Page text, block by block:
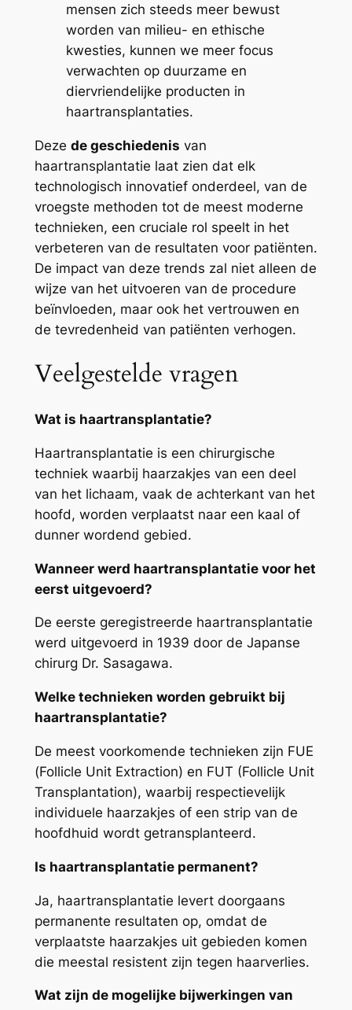
mensen zich steeds meer bewust
worden van milieu- en ethische
kwesties, kunnen we meer focus
verwachten op duurzame en
diervriendelijke producten in
haartransplantaties.
Deze de geschiedenis van
haartransplantatie laat zien dat elk
technologisch innovatief onderdeel, van de
vroegste methoden tot de meest moderne
technieken, een cruciale rol speelt in het
verbeteren van de resultaten voor patiënten.
De impact van deze trends zal niet alleen de
wijze van het uitvoeren van de procedure
beïnvloeden, maar ook het vertrouwen en
de tevredenheid van patiënten verhogen.
Veelgestelde vragen
Wat is haartransplantatie?
Haartransplantatie is een chirurgische
techniek waarbij haarzakjes van een deel
van het lichaam, vaak de achterkant van het
hoofd, worden verplaatst naar een kaal of
dunner wordend gebied.
Wanneer werd haartransplantatie voor het
eerst uitgevoerd?
De eerste geregistreerde haartransplantatie
werd uitgevoerd in 1939 door de Japanse
chirurg Dr. Sasagawa.
Welke technieken worden gebruikt bij
haartransplantatie?
De meest voorkomende technieken zijn FUE
(Follicle Unit Extraction) en FUT (Follicle Unit
Transplantation), waarbij respectievelijk
individuele haarzakjes of een strip van de
hoofdhuid wordt getransplanteerd.
Is haartransplantatie permanent?
Ja, haartransplantatie levert doorgaans
permanente resultaten op, omdat de
verplaatste haarzakjes uit gebieden komen
die meestal resistent zijn tegen haarverlies.
Wat zijn de mogelijke bijwerkingen van